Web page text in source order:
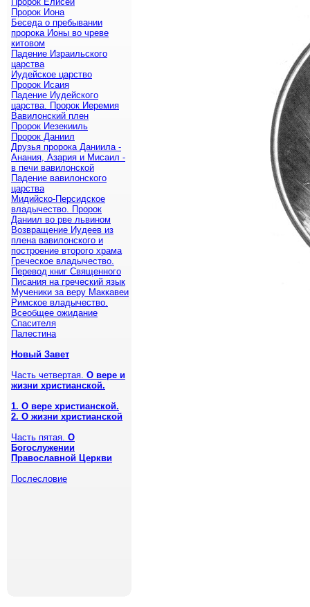
Пророк Иона
Беседа о пребывании
пророка Ионы во чреве
китовом
Падение Израильского
царства
Иудейское царство
Пророк Исаия
Падение Иудейского
царства. Пророк Иеремия
Вавилонский плен
Пророк Иезекииль
Пророк Даниил
Друзья пророка Даниила -
Анания, Азария и Мисаил -
в печи вавилонской
Падение вавилонского
царства
Мидийско-Персидское
владычество. Пророк
Даниил во рве львином
Возвращение Иудеев из
плена вавилонского и
построение второго храма
Греческое владычество.
Перевод книг Священного
Писания на греческий язык
Мученики за веру Маккавеи
Римское владычество.
Всеобщее ожидание
Спасителя
Палестина
Новый Завет
Часть четвертая. О вере и
жизни христианской.
1. О вере христианской.
2. О жизни христианской
Часть пятая. О
Богослужении
Православной Церкви
Послесловие